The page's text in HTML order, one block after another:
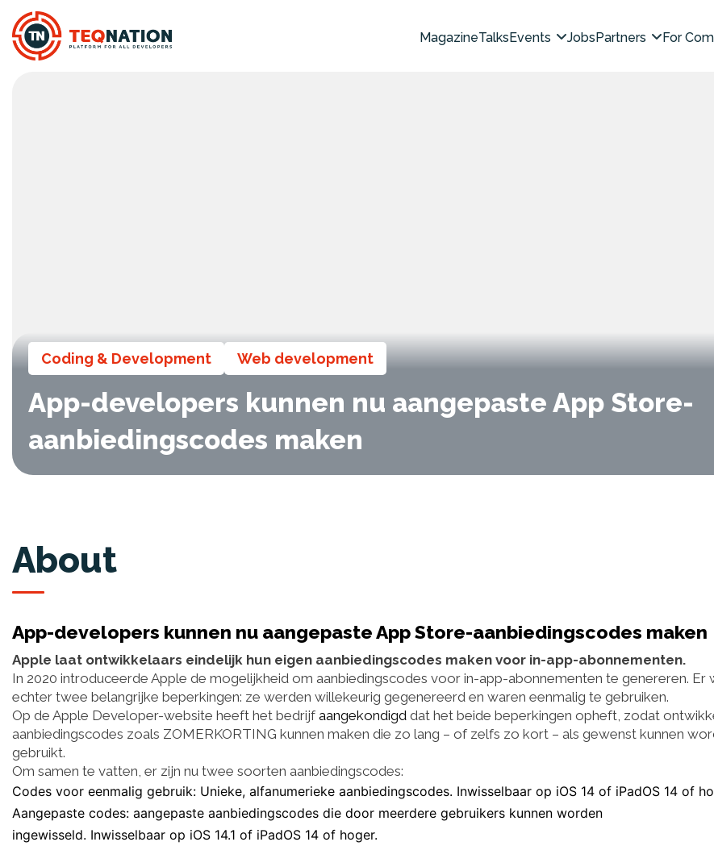
MagazineTalksEvents JobsPartners For
Coding & Development Web development
App-developers kunnen nu aangepaste App Store-
aanbiedingscodes maken
About
App-developers kunnen nu aangepaste App Store-aanbiedingscodes maken
Apple laat ontwikkelaars eindelijk hun eigen aanbiedingscodes maken voor in-app-abonnementen.
In 2020 introduceerde Apple de mogelijkheid om aanbiedingscodes voor in-app-abonnementen te genereren. Er
echter twee belangrijke beperkingen: ze werden willekeurig gegenereerd en waren eenmalig te gebruiken.
Op de Apple Developer-website heeft het bedrijf aangekondigd dat het beide beperkingen opheft, zodat
aanbiedingscodes zoals ZOMERKORTING kunnen maken die zo lang – of zelfs zo kort – als gewenst kunnen
gebruikt.
Om samen te vatten, er zijn nu twee soorten aanbiedingscodes:
Codes voor eenmalig gebruik: Unieke, alfanumerieke aanbiedingscodes. Inwisselbaar op iOS 14 of iPadOS 14 of
Aangepaste codes: aangepaste aanbiedingscodes die door meerdere gebruikers kunnen worden
ingewisseld. Inwisselbaar op iOS 14.1 of iPadOS 14 of hoger.